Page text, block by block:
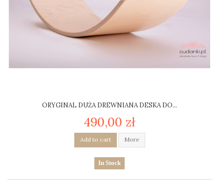
ORYGINAL DUŻA DREWNIANA DESKA DO...
490,00 zł
Add to cart More
In Stock